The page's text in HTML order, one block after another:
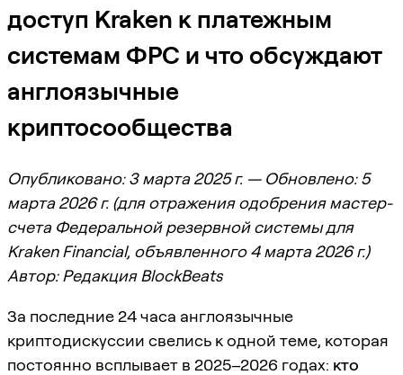
доступ Kraken к платежным
системам ФРС и что обсуждают
англоязычные
криптосообщества
Опубликовано: 3 марта 2025 г. — Обновлено: 5
марта 2026 г. (для отражения одобрения мастер-
счета Федеральной резервной системы для
Kraken Financial, объявленного 4 марта 2026 г.)
Автор: Редакция BlockBeats
За последние 24 часа англоязычные
криптодискуссии свелись к одной теме, которая
постоянно всплывает в 2025–2026 годах: кто